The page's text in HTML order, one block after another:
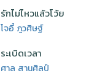
รักไม่ไหวแล้วโว้ย
โจอี้ ภูวศิษฐ์
ระเบิดเวลา
ศาล สานศิลป์